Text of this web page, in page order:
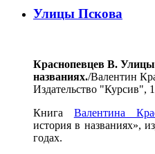
Улицы Пскова
Краснопевцев В.
названиях./Валентин
Издательство "Курсив",
Книга Валентина
история в названиях»,
годах.